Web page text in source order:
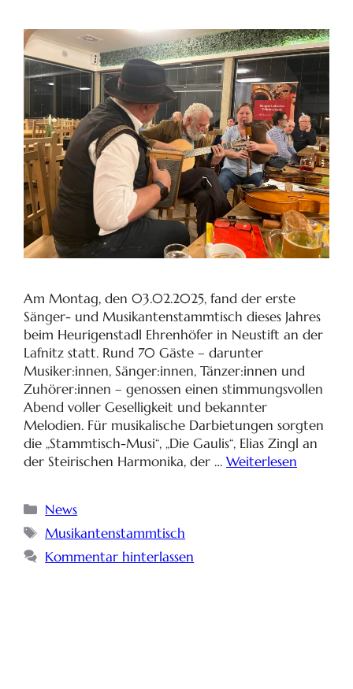
Am Montag, den 03.02.2025, fand der erste
Sänger- und Musikantenstammtisch dieses Jahres
beim Heurigenstadl Ehrenhöfer in Neustift an der
Lafnitz statt. Rund 70 Gäste – darunter
Musiker:innen, Sänger:innen, Tänzer:innen und
Zuhörer:innen – genossen einen stimmungsvollen
Abend voller Geselligkeit und bekannter
Melodien. Für musikalische Darbietungen sorgten
die „Stammtisch-Musi“, „Die Gaulis“, Elias Zingl an
der Steirischen Harmonika, der … Weiterlesen
News
Musikantenstammtisch
Kommentar hinterlassen